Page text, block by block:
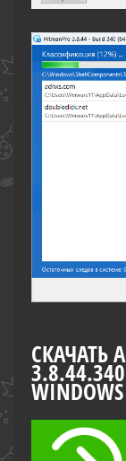
СКАЧАТЬ